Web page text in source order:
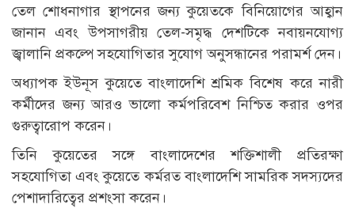
তেল শোধনাগার স্থাপনের জন্য কুয়েতকে বিনিয়োগের আহ্বান
জানান এবং উপসাগরীয় তেল-সমৃদ্ধ দেশটিকে নবায়নযোগ্য
জ্বালানি প্রকল্পে সহযোগিতার সুযোগ অনুসন্ধানের পরামর্শ দেন।
অধ্যাপক ইউনূস কুয়েতে বাংলাদেশি শ্রমিক বিশেষ করে নারী
কর্মীদের জন্য আরও ভালো কর্মপরিবেশ নিশ্চিত করার ওপর
গুরুত্বারোপ করেন।
তিনি কুয়েতের সঙ্গে বাংলাদেশের শক্তিশালী প্রতিরক্ষা
সহযোগিতা এবং কুয়েতে কর্মরত বাংলাদেশি সামরিক সদস্যদের
পেশাদারিত্বের প্রশংসা করেন।